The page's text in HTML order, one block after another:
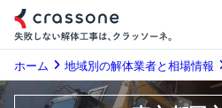
ホーム 地域別の解体業者と相場情報